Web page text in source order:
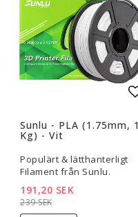
Sunlu - PLA (1.75mm, 1
Kg) - Vit
Populärt & lätthanterligt
Filament från Sunlu.
239 SEK
191,20 SEK